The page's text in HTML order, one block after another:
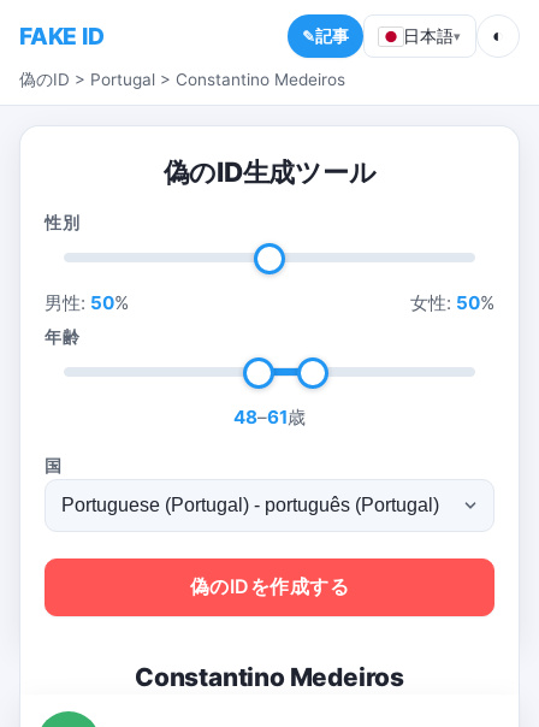
FAKE ID 記事 日本語▾ ◐
偽のID > Portugal > Constantino Medeiros
偽のID生成ツール
性別
男性: 50% 女性: 50%
年齢
48–61歳
国
偽のIDを作成する
Constantino Medeiros